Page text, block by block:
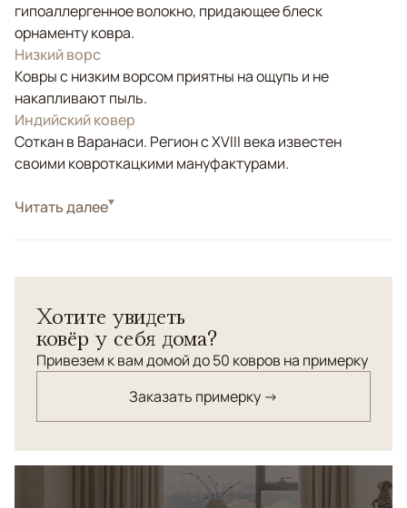
гипоаллергенное волокно, придающее блеск
орнаменту ковра.
Низкий ворс
Ковры с низким ворсом приятны на ощупь и не
накапливают пыль.
Индийский ковер
Соткан в Варанаси. Регион с XVIII века известен
своими ковроткацкими мануфактурами.
СтильСовременные
Читать далее
Хотите увидеть
ковёр у себя дома?
Привезем к вам домой до 50 ковров на примерку
Заказать примерку →